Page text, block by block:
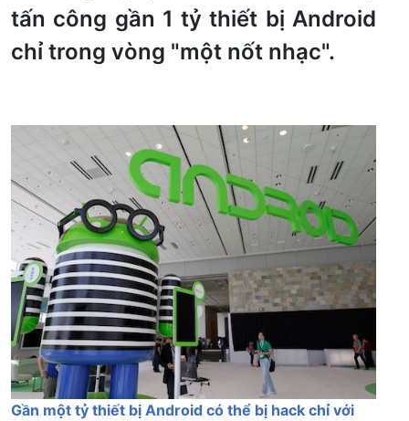
tấn công gần 1 tỷ thiết bị Android
chỉ trong vòng "một nốt nhạc".
Gần một tỷ thiết bị Android có thể bị hack chỉ với